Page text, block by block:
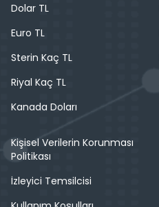
Dolar TL
Euro TL
Sterin Kaç TL
Riyal Kaç TL
Kanada Doları
Kişisel Verilerin Korunması
Politikası
İzleyici Temsilcisi